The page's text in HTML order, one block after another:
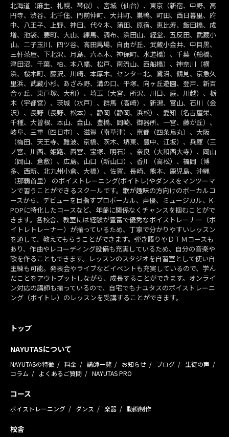
北海道（麻生、札幌、琴似）、宮城（仙台）、東京（新宿、中野、高
円寺、渋谷、北千住、門前仲町、大井町、巣鴨、町田、西日暮里、府
中、八王子、上野、神田、代々木、蒲田、原宿、恵比寿、飯田橋、成
増、池袋、要町、大山、練馬、調布、浜田山、経堂、五反田、武蔵小
山、二子玉川、四ツ谷、高田馬場、自由が丘、武蔵小金井、中目黒、
三軒茶屋、下北沢、月島、六本木、神保町、水道橋）、千葉（船橋、
津田沼、千葉、柏、本八幡、松戸、南流山、西船橋）、神奈川（横
浜、桜木町、藤沢、川崎、本厚木、センター北、鷺沼、鶴見、京急久
里浜、武蔵小杉、あざみ野、溝の口、平塚、向ヶ丘遊園、登戸、新百
合ヶ丘、東戸塚、大和）、埼玉（大宮、所沢、川口、蕨、川越）、栃
木（宇都宮）、茨城（水戸）、群馬（高崎）、新潟、富山、石川（金
沢）、長野（長野、松本）、静岡（静岡、浜松）、愛知（名古屋栄、
千種、大曽根、本山、金山、豊橋、岡崎、御器所、一宮、藤が丘）、
岐阜、三重（四日市）、滋賀（南草津）、京都（四条烏丸）、大阪
（梅田、天王寺、難波、京橋、茨木、堺東、豊中、江坂）、兵庫（三
ノ宮、川西、姫路、西宮、宝塚、明石）、奈良（大和西大寺）、岡山
（岡山、倉敷）、広島、山口（新山口）、香川（高松）、福岡（博
多、西新、北九州小倉、大橋）、佐賀、長崎、熊本、鹿児島、沖縄
（那覇首里） のボイストレーニング(ボイトレ)やダンスをマンツーマ
ンで習うことができるスクールです。歌が趣味の方向けのボーカルコ
ースから、デビューを目指すプロボーカル、声優、ミュージカル、K-
POPに特化したコースなど、年齢に関係なくチャンスを掴むことがで
きます。各校舎、教室には経験が豊富で優秀なボイストレーナー（ボ
イトレトレーナー）が揃っているため、丁寧で分かりやすいレッスン
を通して、教えてもらうことができます。弾き語りやＤＴＭコースも
あり、作曲やレコーディング設備も充実しているため、自分の音楽や
歌を作ることもできます。レッスンのスタジオを自習室として使い自
主練も可能。発表会やライブなどイベントも充実しているので、学ん
だことをアウトプットしながら、成長することができます。オンライ
ン対応の講師も揃っているので、自宅でもナユタスのボイストレーニ
ング（ボイトレ）のレッスンを受講することができます。
トップ
NAYUTASについて
NAYUTASの特徴 料金 講師一覧 お知らせ ブログ
生徒の声
コラム
よくあるご質問 NAYUTAS PRO
コース
ボイストレーニング ダンス 楽器 動画制作
校舎